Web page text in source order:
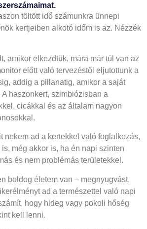
töltött idő számunkra ünnepi
kertjeiben alkotó időm is az. Nézzék
amikor elkezdtük, mára már túl van az
előtt való tervezéstől eljutottunk a
addig a pillanatig, amikor a saját
haszonkert, szimbiózisban a
cicákkal és az általam nagyon
nekem ad a kertekkel való foglalkozás,
még akkor is, ha én napi szinten
és nem problémás területekkel.
boldog életem van – megnyugvást,
ad a természettel való napi
hogy hideg vagy pokoli hőség
kell lenni.